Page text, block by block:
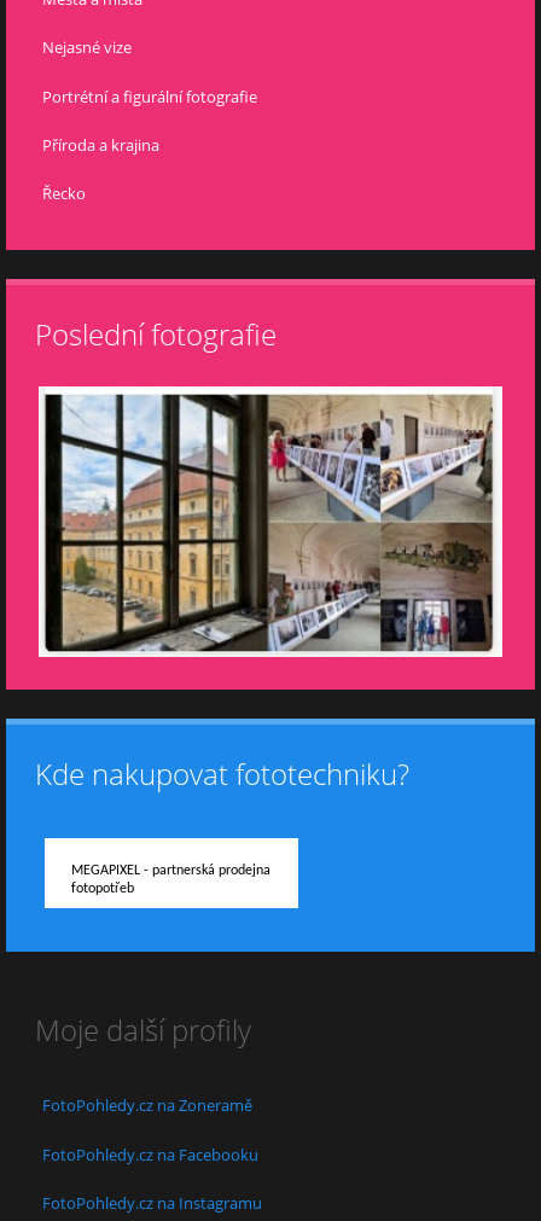
Nejasné vize
Portrétní a figurální fotografie
Příroda a krajina
Řecko
Poslední fotografie
Kde nakupovat fototechniku?
MEGAPIXEL - partnerská prodejna
fotopotřeb
Moje další profily
FotoPohledy.cz na Zoneramě
FotoPohledy.cz na Facebooku
FotoPohledy.cz na Instagramu